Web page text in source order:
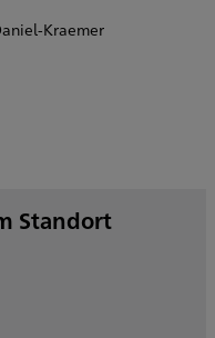
Kraemer
Standort